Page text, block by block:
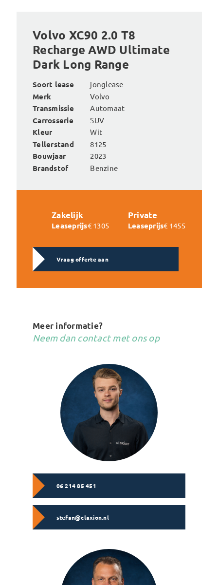
Volvo XC90 2.0 T8
Recharge AWD Ultimate
Dark Long Range
Soort lease jonglease
Merk Volvo
Transmissie Automaat
Carrosserie SUV
Kleur Wit
Tellerstand 8125
Bouwjaar 2023
Brandstof Benzine
Zakelijk
Leaseprijs€ 1305
Private
Leaseprijs€ 1455
Vraag offerte aan
Meer informatie?
Neem dan contact met ons op
06 214 85 451
stefan@claxion.nl